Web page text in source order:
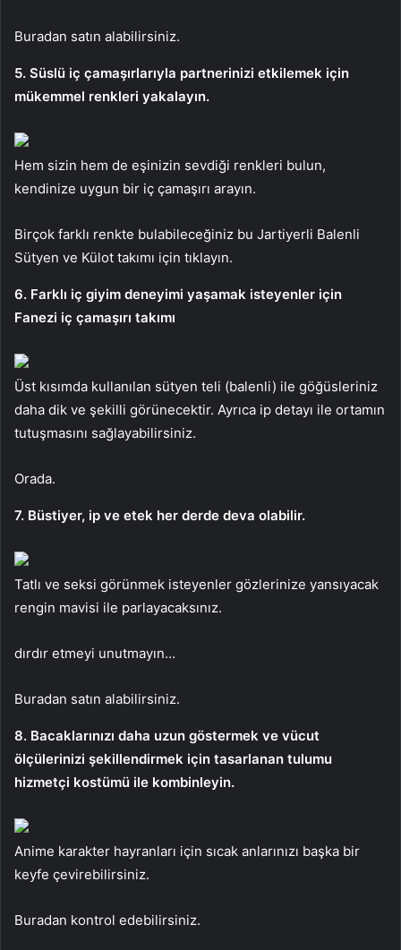
Buradan satın alabilirsiniz.
5. Süslü iç çamaşırlarıyla partnerinizi etkilemek için
mükemmel renkleri yakalayın.
Hem sizin hem de eşinizin sevdiği renkleri bulun,
kendinize uygun bir iç çamaşırı arayın.
Birçok farklı renkte bulabileceğiniz bu Jartiyerli Balenli
Sütyen ve Külot takımı için tıklayın.
6. Farklı iç giyim deneyimi yaşamak isteyenler için
Fanezi iç çamaşırı takımı
Üst kısımda kullanılan sütyen teli (balenli) ile göğüsleriniz
daha dik ve şekilli görünecektir. Ayrıca ip detayı ile ortamın
tutuşmasını sağlayabilirsiniz.
Orada.
7. Büstiyer, ip ve etek her derde deva olabilir.
Tatlı ve seksi görünmek isteyenler gözlerinize yansıyacak
rengin mavisi ile parlayacaksınız.
dırdır etmeyi unutmayın…
Buradan satın alabilirsiniz.
8. Bacaklarınızı daha uzun göstermek ve vücut
ölçülerinizi şekillendirmek için tasarlanan tulumu
hizmetçi kostümü ile kombinleyin.
Anime karakter hayranları için sıcak anlarınızı başka bir
keyfe çevirebilirsiniz.
Buradan kontrol edebilirsiniz.